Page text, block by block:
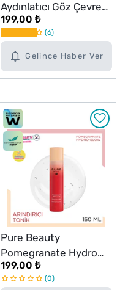
Gelince Haber Ver
Aydınlatıcı Göz Çevresi
Serumu 30 ml
199,00 ₺
6
Pure Beauty
Pomegranate Hydro
Glow Arındırıcı Tonik
150 ml
199,00 ₺
0